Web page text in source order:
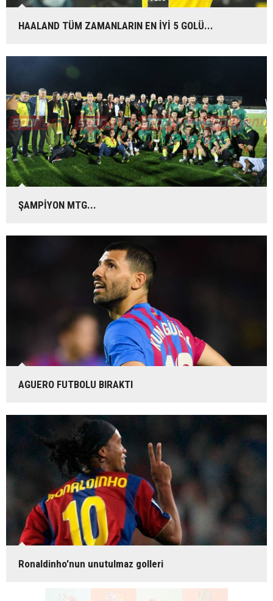
HAALAND TÜM ZAMANLARIN EN İYİ 5 GOLÜ...
ŞAMPİYON MTG...
AGUERO FUTBOLU BIRAKTI
Ronaldinho'nun unutulmaz golleri